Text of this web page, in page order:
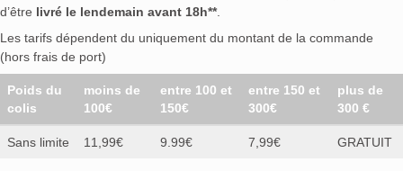
d’être livré le lendemain avant 18h**.
Les tarifs dépendent du uniquement du montant de la commande
(hors frais de port)
Poids du
colis
moins de
100€
entre 100 et
150€
entre 150 et
300€
plus de
300 €
Sans limite 11,99€ 9.99€ 7,99€ GRATUIT